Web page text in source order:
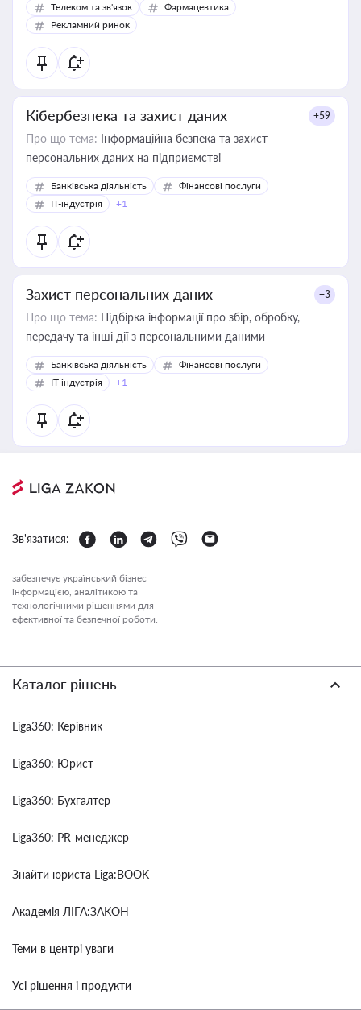
Телеком та зв'язок
Фармацевтика
Рекламний ринок
Кібербезпека та захист даних +59
Про що тема: Інформаційна безпека та захист
персональних даних на підприємстві
Банківська діяльність
Фінансові послуги
IT-індустрія
+1
Захист персональних даних +3
Про що тема: Підбірка інформації про збір, обробку,
передачу та інші дії з персональними даними
Банківська діяльність
Фінансові послуги
IT-індустрія
+1
Зв'язатися:
забезпечує український бізнес
інформацією, аналітикою та
технологічними рішеннями для
ефективної та безпечної роботи.
Каталог рішень
Liga360: Керівник
Liga360: Юрист
Liga360: Бухгалтер
Liga360: PR-менеджер
Знайти юриста Liga:BOOK
Академія ЛІГА:ЗАКОН
Теми в центрі уваги
Усі рішення і продукти